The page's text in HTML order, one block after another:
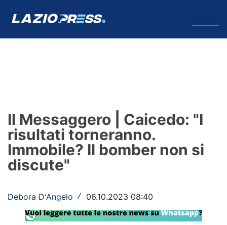
Formello
Infortuni
Primavera
Calciomercato
Lazio Women
Il Messaggero | Caicedo: "I
risultati torneranno.
Immobile? Il bomber non si
discute"
Debora D'Angelo / 06.10.2023 08:40